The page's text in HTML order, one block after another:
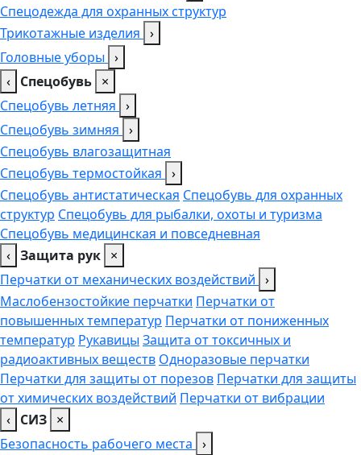
Спецодежда для охранных структур
Трикотажные изделия ›
Головные уборы ›
‹ Спецобувь ×
Спецобувь летняя ›
Спецобувь зимняя ›
Спецобувь влагозащитная
Спецобувь термостойкая ›
Спецобувь антистатическая Спецобувь для охранных
структур Спецобувь для рыбалки, охоты и туризма
Спецобувь медицинская и повседневная
‹ Защита рук ×
Перчатки от механических воздействий ›
Маслобензостойкие перчатки Перчатки от
повышенных температур Перчатки от пониженных
температур Рукавицы Защита от токсичных и
радиоактивных веществ Одноразовые перчатки
Перчатки для защиты от порезов Перчатки для защиты
от химических воздействий Перчатки от вибрации
‹ СИЗ ×
Безопасность рабочего места ›